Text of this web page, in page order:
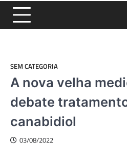
SEM CATEGORIA
A nova velha
debate
canabidiol
03/08/2022